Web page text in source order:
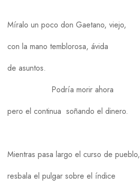
Míralo un poco don Gaetano, viejo,
con la mano temblorosa, ávida
de asuntos.
Podría morir ahora
pero el continua soñando el dinero.
Mientras pasa largo el curso de pueblo,
resbala el pulgar sobre el índice